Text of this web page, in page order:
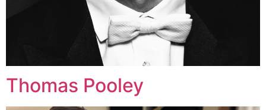
Thomas Pooley